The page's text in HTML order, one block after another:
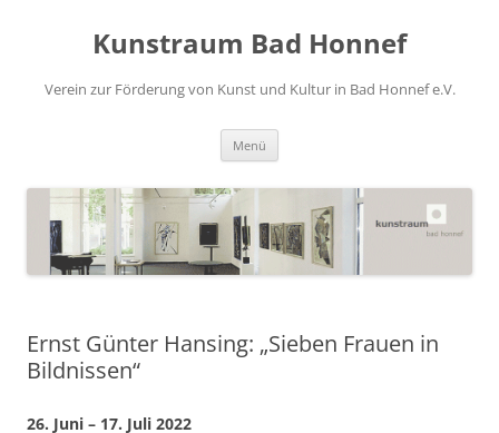
Kunstraum Bad Honnef
Verein zur Förderung von Kunst und Kultur in Bad Honnef e.V.
Menü
Ernst Günter Hansing: „Sieben Frauen in
Bildnissen“
26. Juni – 17. Juli 2022